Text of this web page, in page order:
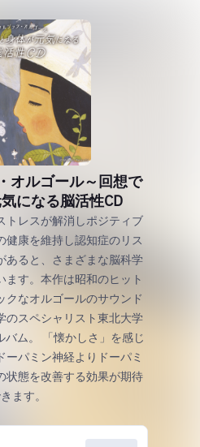
オルゴール～回想で
になる脳活性CD
トレスが解消しポジティブ
健康を維持し認知症のリス
あると、さまざまな脳科学
ます。本作は昭和のヒット
クなオルゴールのサウンド
のスペシャリスト東北大学
」を感じ
ーパミン神経よりドーパミ
状態を改善する効果が期待
ます。